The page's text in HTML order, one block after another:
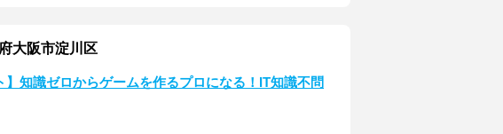
大阪市淀川区
】知識ゼロからゲームを作るプロになる！IT知識不問